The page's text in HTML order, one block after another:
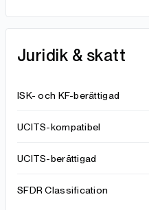
Juridik & skatt
ISK- och KF-berättigad
UCITS-kompatibel
UCITS-berättigad
SFDR Classification